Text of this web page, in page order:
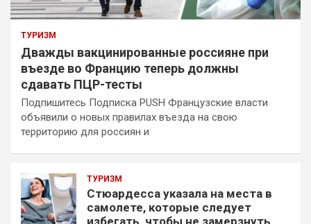
ТУРИЗМ
Дважды вакцинированные россияне при
въезде во Францию теперь должны
сдавать ПЦР-тесты
Подпишитесь Подписка PUSH Французские власти
объявили о новых правилах въезда на свою
территорию для россиян и
ТУРИЗМ
Стюардесса указала на места в
самолете, которые следует